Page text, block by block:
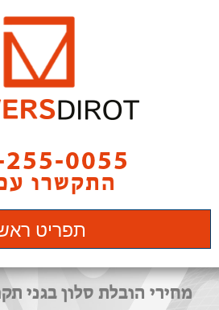
0055
התקשרו
תפריט
מחירי הובלת סלון בגני